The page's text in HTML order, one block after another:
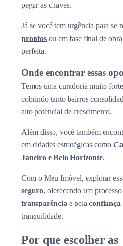
pegar as chaves.
Já se você tem urgência para se
prontos ou em fase final de
perfeita.
Onde encontrar essas
Temos uma curadoria muito
cobrindo tanto bairros
alto potencial de crescimento.
Além disso, você também
em cidades estratégicas como
Janeiro e Belo Horizonte.
Com o Meu Imóvel, explorar
seguro, oferecendo um
transparência e pela confiança
tranquilidade.
Por que escolher as